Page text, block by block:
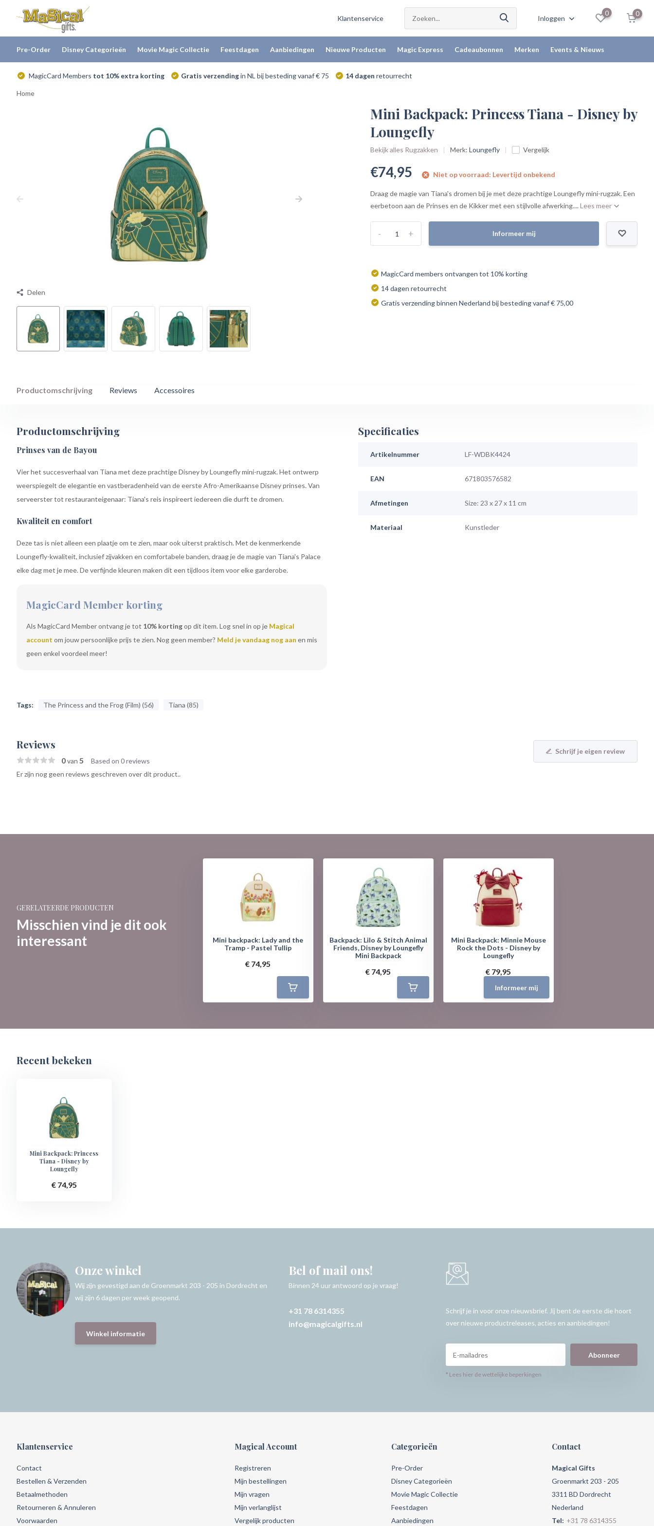
Klantenservice Inloggen
0 0
Pre-Order Disney Categorieën Movie Magic Collectie Feestdagen Aanbiedingen Nieuwe Producten Magic Express Cadeaubonnen Merken Events & Nieuws
MagicCard Members tot 10% extra korting Gratis verzendingin NL bij besteding vanaf € 75 14 dagen retourrecht
Home
Delen
Mini Backpack: Princess Tiana - Disney by
Loungefly
Bekijk alles Rugzakken Merk:Loungefly Vergelijk
€74,95 Niet op voorraad: Levertijd onbekend
Draag de magie van Tiana's dromen bij je met deze prachtige Loungefly mini-rugzak. Een
eerbetoon aan de Prinses en de Kikker met een stijlvolle afwerking....Lees meer
+
- Informeer mij
MagicCard members ontvangen tot 10% korting
14 dagen retourrecht
Gratis verzending binnen Nederland bij besteding vanaf € 75,00
Productomschrijving Reviews Accessoires
Productomschrijving
Prinses van de Bayou
Vier het succesverhaal van Tiana met deze prachtige Disney by Loungefly mini-rugzak. Het ontwerp
weerspiegelt de elegantie en vastberadenheid van de eerste Afro-Amerikaanse Disney prinses. Van
serveerster tot restauranteigenaar: Tiana's reis inspireert iedereen die durft te dromen.
Kwaliteit en comfort
Deze tas is niet alleen een plaatje om te zien, maar ook uiterst praktisch. Met de kenmerkende
Loungefly-kwaliteit, inclusief zijvakken en comfortabele banden, draag je de magie van Tiana's Palace
elke dag met je mee. De verfijnde kleuren maken dit een tijdloos item voor elke garderobe.
MagicCard Member korting
Als MagicCard Member ontvang je tot 10% kortingop dit item. Log snel in op je Magical
account om jouw persoonlijke prijs te zien. Nog geen member? Meld je vandaag nog aan en mis
geen enkel voordeel meer!
Tags: The Princess and the Frog (Film) (56) Tiana (85)
Specificaties
Artikelnummer LF-WDBK4424
EAN 671803576582
Afmetingen Size: 23 x 27 x 11 cm
Materiaal Kunstleder
Reviews
0van 5 Based on 0 reviews
Schrijf je eigen review
Er zijn nog geen reviews geschreven over dit product..
GERELATEERDE PRODUCTEN
Misschien vind je dit ook
interessant
Mini backpack: Lady and the
Tramp - Pastel Tullip
€ 74,95
Backpack: Lilo & Stitch Animal
Friends, Disney by Loungefly
Mini Backpack
€ 74,95
Mini Backpack: Minnie Mouse
Rock the Dots - Disney by
Loungefly
€ 79,95
Informeer mij
Recent bekeken
Mini Backpack: Princess
Tiana - Disney by
Loungefly
€ 74,95
Onze winkel
Wij zijn gevestigd aan de Groenmarkt 203 - 205 in Dordrecht en
wij zijn 6 dagen per week geopend.
Winkel informatie
Bel of mail ons!
Binnen 24 uur antwoord op je vraag!
+31 78 6314355
info@magicalgifts.nl
Schrijf je in voor onze nieuwsbrief. Jij bent de eerste die hoort
over nieuwe productreleases, acties en aanbiedingen!
Abonneer
* Lees hier de wettelijke beperkingen
Klantenservice
Contact
Bestellen & Verzenden
Betaalmethoden
Retourneren & Annuleren
Voorwaarden
Magical Account
Registreren
Mijn bestellingen
Mijn vragen
Mijn verlanglijst
Vergelijk producten
Categorieën
Pre-Order
Disney Categorieën
Movie Magic Collectie
Feestdagen
Aanbiedingen
Contact
Magical Gifts
Groenmarkt 203 - 205
3311 BD Dordrecht
Nederland
Tel: +31 78 6314355